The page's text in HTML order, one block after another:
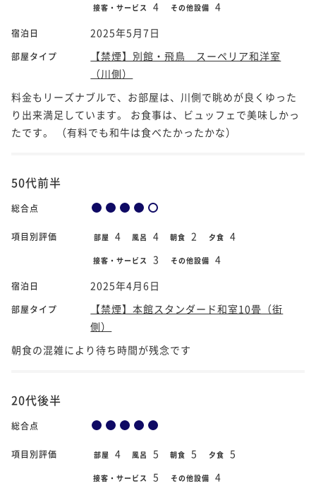
接客・サービス 4 その他設備 4
宿泊日 2025年5月7日
部屋タイプ
【禁煙】別館・飛鳥 スーペリア和洋室
（川側）
料金もリーズナブルで、お部屋は、川側で眺めが良くゆった
り出来満足しています。 お食事は、ビュッフェで美味しかっ
たです。 （有料でも和牛は食べたかったかな）
50代前半
総合点
項目別評価 部屋 4 風呂 4 朝食 2 夕食 4
接客・サービス 3 その他設備 4
宿泊日 2025年4月6日
部屋タイプ
【禁煙】本館スタンダード和室10畳（街
側）
朝食の混雑により待ち時間が残念です
20代後半
総合点
項目別評価 部屋 4 風呂 5 朝食 5 夕食 5
接客・サービス 5 その他設備 4